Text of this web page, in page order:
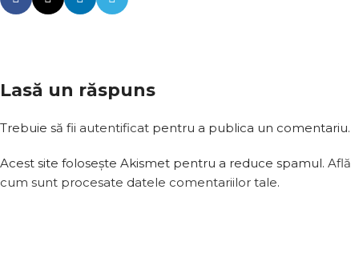
Lasă un răspuns
Trebuie să fii autentificat pentru a publica un comentariu.
Acest site folosește Akismet pentru a reduce spamul. Află
cum sunt procesate datele comentariilor tale.